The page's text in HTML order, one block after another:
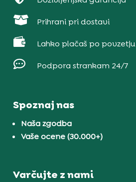
 Prihrani pri dostavi
 Lahko plačaš po povzetju
 Podpora strankam 24/7
Spoznaj nas
Naša zgodba
Vaše ocene (30.000+)
Varčujte z nami